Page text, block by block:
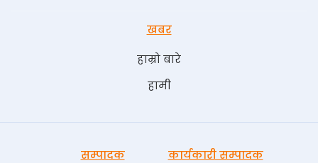
खबर
हाम्रो बारे
हामी
सम्पादक
कार्यकारी सम्पादक